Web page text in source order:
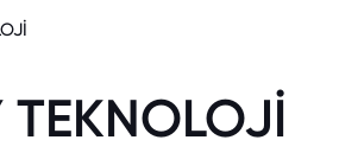
TEKNOLOJİ